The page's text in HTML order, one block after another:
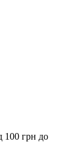
100 грн до